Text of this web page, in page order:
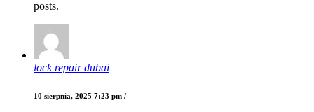
posts.
lock repair dubai
10 sierpnia, 2025 7:23 pm /